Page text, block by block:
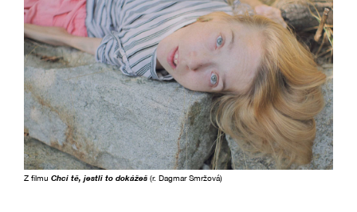
Z filmu Chci tě, jestli to dokážeš (r. Dagmar Smržová)